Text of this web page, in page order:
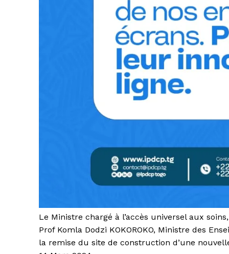
Le Ministre chargé à l’accès universel aux
Prof Komla Dodzi KOKOROKO, Ministre des
la remise du site de construction d’une